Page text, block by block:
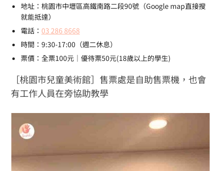
地址：桃園市中壢區高鐵南路二段90號（Google map直接搜
就能抵達）
電話： 03 286 8668
時間：9:30-17:00（週二休息）
票價：全票100元｜優待票50元(18歲以上的學生)
［桃園市兒童美術館］售票處是自助售票機，也會
有工作人員在旁協助教學